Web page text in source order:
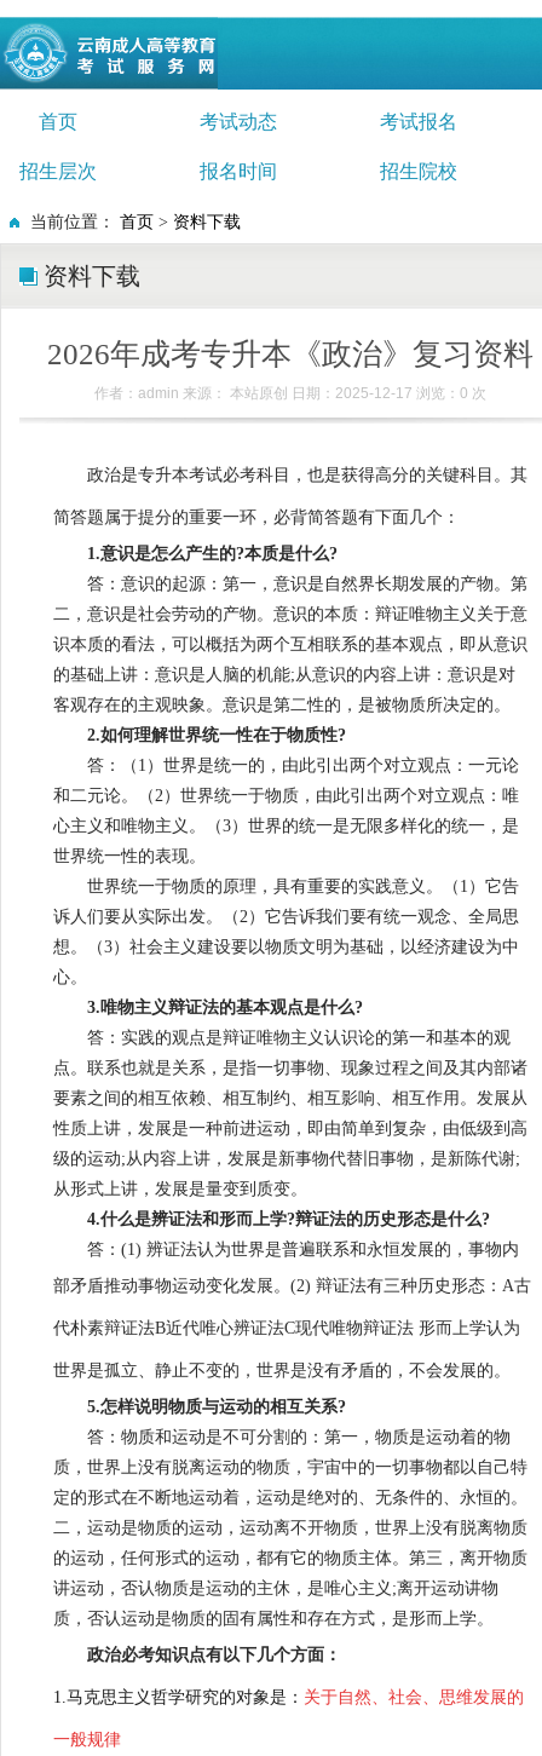
首页 考试动态 考试报名
招生层次 报名时间 招生院校
当前位置： 首页 > 资料下载
资料下载
2026年成考专升本《政治》复习资料
作者：admin 来源： 本站原创 日期：2025-12-17 浏览： 0 次
政治是专升本考试必考科目，也是获得高分的关键科目。其
简答题属于提分的重要一环，必背简答题有下面几个：
1.意识是怎么产生的?本质是什么?
答：意识的起源：第一，意识是自然界长期发展的产物。第
二，意识是社会劳动的产物。意识的本质：辩证唯物主义关于意
识本质的看法，可以概括为两个互相联系的基本观点，即从意识
的基础上讲：意识是人脑的机能;从意识的内容上讲：意识是对
客观存在的主观映象。意识是第二性的，是被物质所决定的。
2.如何理解世界统一性在于物质性?
答：
（1）世界是统一的，由此引出两个对立观点：一元论
和二元论。（2）世界统一于物质，由此引出两个对立观点：唯
心主义和唯物主义。（3）世界的统一是无限多样化的统一，是
世界统一性的表现。
世界统一于物质的原理，具有重要的实践意义。（1）它告
诉人们要从实际出发。（2）它告诉我们要有统一观念、全局思
想。（3）社会主义建设要以物质文明为基础，以经济建设为中
心。
3.唯物主义辩证法的基本观点是什么?
答：实践的观点是辩证唯物主义认识论的第一和基本的观
点。联系也就是关系，是指一切事物、现象过程之间及其内部诸
要素之间的相互依赖、相互制约、相互影响、相互作用。发展从
性质上讲，发展是一种前进运动，即由简单到复杂，由低级到高
级的运动;从内容上讲，发展是新事物代替旧事物，是新陈代谢;
从形式上讲，发展是量变到质变。
4.什么是辨证法和形而上学?辩证法的历史形态是什么?
答：(1) 辨证法认为世界是普遍联系和永恒发展的，事物内
部矛盾推动事物运动变化发展。 (2) 辩证法有三种历史形态：A古
代朴素辩证法B近代唯心辨证法C现代唯物辩证法 形而上学认为
世界是孤立、静止不变的，世界是没有矛盾的，不会发展的。
5.怎样说明物质与运动的相互关系?
答：物质和运动是不可分割的：第一，物质是运动着的物
质，世界上没有脱离运动的物质，宇宙中的一切事物都以自己特
定的形式在不断地运动着，运动是绝对的、无条件的、永恒的。
二，运动是物质的运动，运动离不开物质，世界上没有脱离物质
的运动，任何形式的运动，都有它的物质主体。第三，离开物质
讲运动，否认物质是运动的主休，是唯心主义;离开运动讲物
质，否认运动是物质的固有属性和存在方式，是形而上学。
政治必考知识点有以下几个方面：
1.马克思主义哲学研究的对象是： 关于自然、社会、思维发展的
一般规律